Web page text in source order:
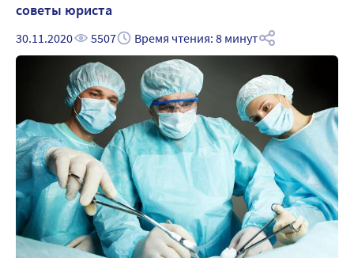
советы юриста
30.11.2020 5507 Время чтения: 8 минут